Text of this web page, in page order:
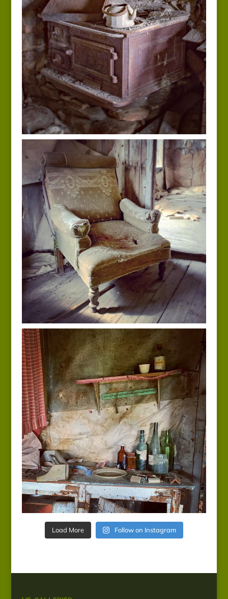
Load More Follow on Instagram